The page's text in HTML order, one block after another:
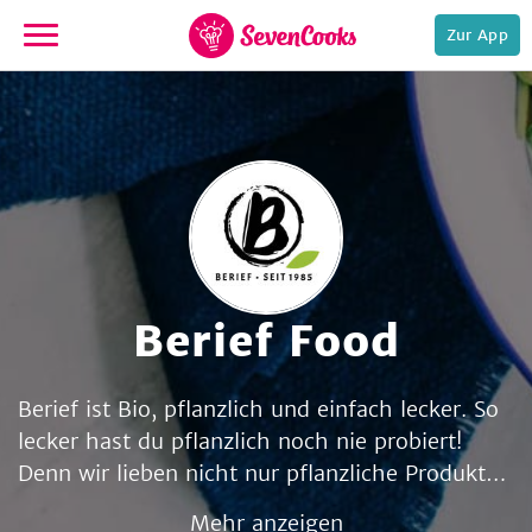
zur
Zur App
Berief Food
Berief ist Bio, pflanzlich und einfach lecker. So
lecker hast du pflanzlich noch nie probiert!
Denn wir lieben nicht nur pflanzliche Produkte,
sondern auch guten Geschmack – und wecken
Mehr anzeigen